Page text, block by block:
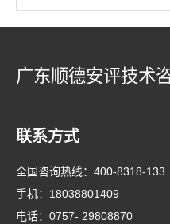
广东顺德安评技术
联系方式
全国咨询热线： 400-8318-133
手机： 18038801409
电话： 0757- 29808870